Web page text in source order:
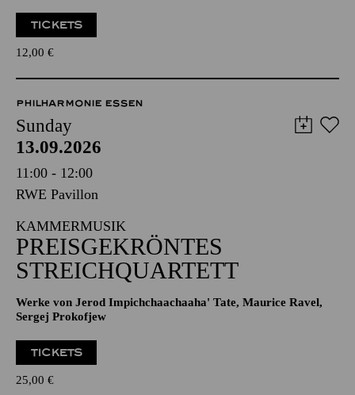
TICKETS
12,00 €
PHILHARMONIE ESSEN
Sunday
13.09.2026
11:00 - 12:00
RWE Pavillon
KAMMERMUSIK
PREISGEKRÖNTES
STREICHQUARTETT
Werke von Jerod Impichchaachaaha' Tate, Maurice Ravel,
Sergej Prokofjew
TICKETS
25,00 €